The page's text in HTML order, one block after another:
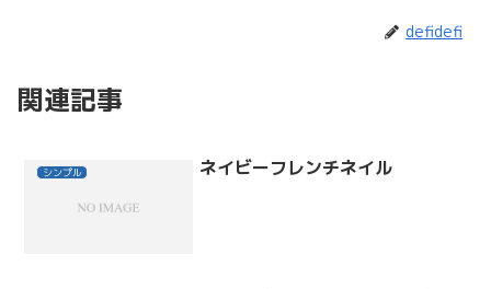
defidefi
関連記事
シンプル ネイビーフレンチネイル